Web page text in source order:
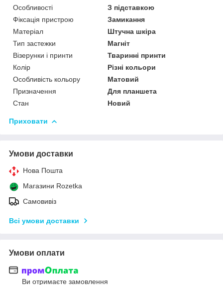
Особливості
З підставкою
Фіксація пристрою
Замикання
Матеріал
Штучна шкіра
Тип застежки
Магніт
Візерунки і принти
Тваринні принти
Колір
Різні кольори
Особливість кольору
Матовий
Призначення
Для планшета
Стан
Новий
Приховати
Умови доставки
Нова Пошта
Магазини Rozetka
Самовивіз
Всі умови доставки
Умови оплати
Ви отримаєте замовлення